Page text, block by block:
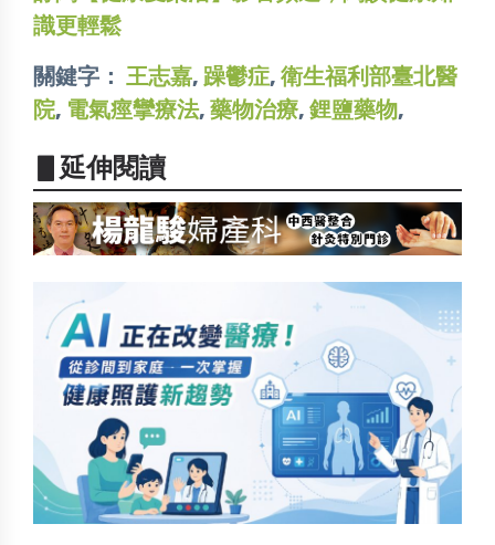
識更輕鬆
關鍵字： 王志嘉, 躁鬱症, 衛生福利部臺北醫
院, 電氣痙攣療法, 藥物治療, 鋰鹽藥物,
▋延伸閱讀